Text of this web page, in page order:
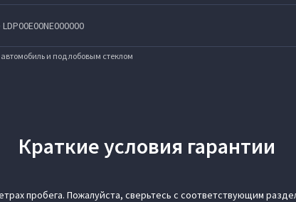
и под лобовым стеклом
Краткие условия гарантии
пробега. Пожалуйста, сверьтесь с соответствующим